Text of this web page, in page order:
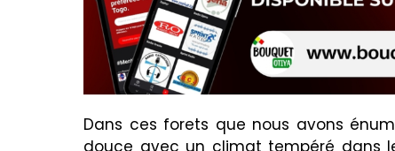
Dans ces forets que nous avons
douce avec un climat tempéré dans